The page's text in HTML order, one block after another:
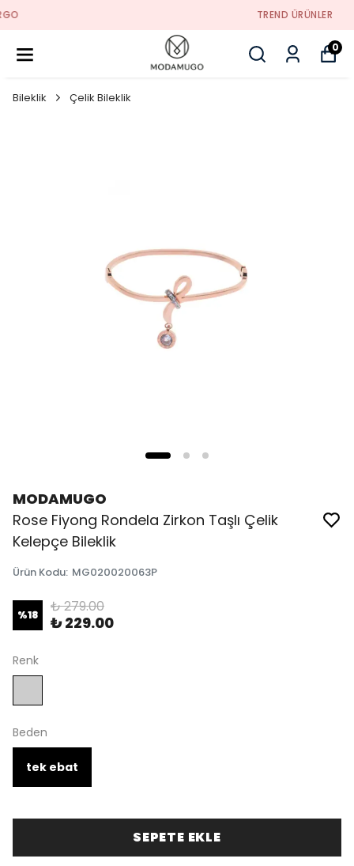
0
Bileklik Çelik Bileklik
MODAMUGO
Rose Fiyong Rondela Zirkon Taşlı Çelik
Kelepçe Bileklik
Ürün Kodu: MG020020063P
%18 ₺ 279.00
₺ 229.00
Renk
Beden
tek ebat
SEPETE EKLE